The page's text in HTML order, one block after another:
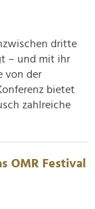
für
mit
der Dienste
dritte
– und mit ihr
von der
bietet
zahlreiche
OMR Festival